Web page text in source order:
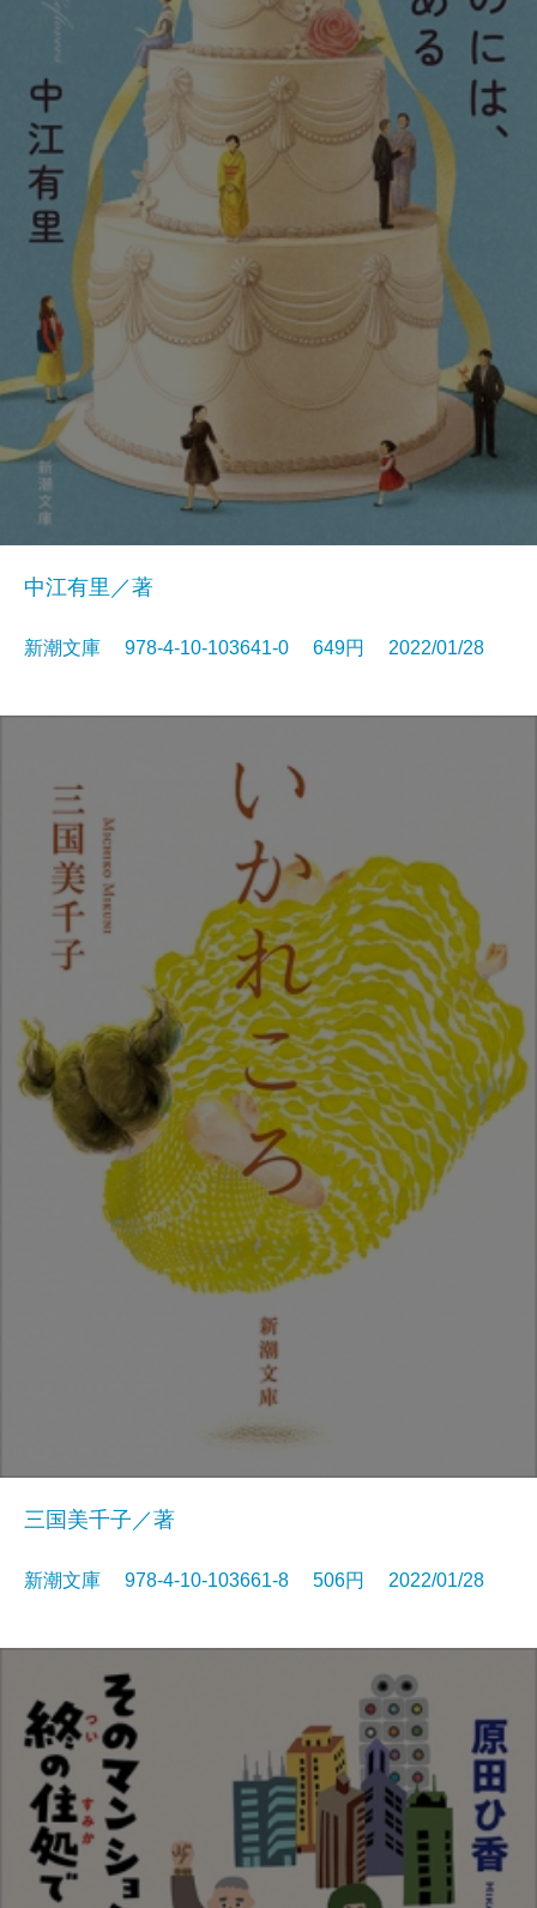
中江有里／著
新潮文庫 978-4-10-103641-0 649円 2022/01/28
三国美千子／著
新潮文庫 978-4-10-103661-8 506円 2022/01/28